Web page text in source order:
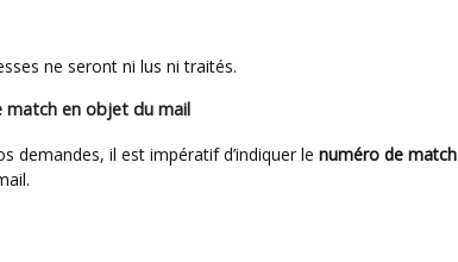
ne seront ni lus ni traités.
match en objet du mail
demandes, il est impératif d’indiquer le numéro de match